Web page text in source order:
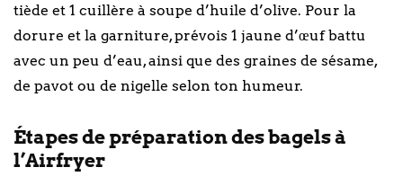
tiède et 1 cuillère à soupe d’huile d’olive. Pour la
dorure et la garniture, prévois 1 jaune d’œuf battu
avec un peu d’eau, ainsi que des graines de sésame,
de pavot ou de nigelle selon ton humeur.
Étapes de préparation des bagels à
l’Airfryer